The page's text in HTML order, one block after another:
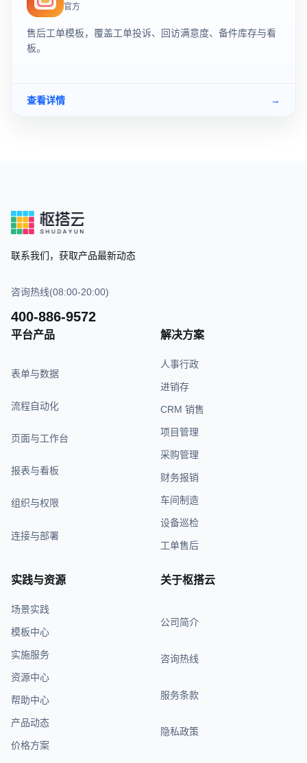
官方
售后工单模板，覆盖工单投诉、回访满意度、备件库存与看
板。
查看详情 →
联系我们，获取产品最新动态
咨询热线(08:00-20:00)
400-886-9572
平台产品
表单与数据
流程自动化
页面与工作台
报表与看板
组织与权限
连接与部署
解决方案
人事行政
进销存
CRM 销售
项目管理
采购管理
财务报销
车间制造
设备巡检
工单售后
实践与资源
场景实践
模板中心
实施服务
资源中心
帮助中心
产品动态
价格方案
关于枢搭云
公司简介
咨询热线
服务条款
隐私政策